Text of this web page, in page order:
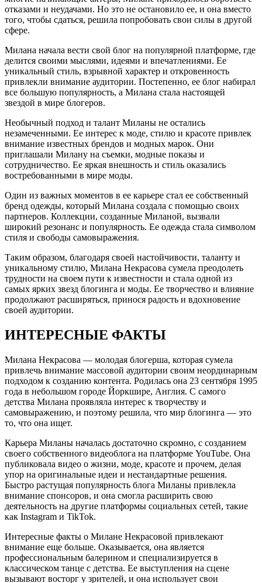
отказами и неудачами. Но это не остановило ее, и она вместо
того, чтобы сдаться, решила попробовать свои силы в другой
сфере.
Милана начала вести свой блог на популярной платформе, где
делится своими мыслями, идеями и впечатлениями. Ее
уникальный стиль, взрывной характер и откровенность
привлекли внимание аудитории. Постепенно, ее блог набирал
все большую популярность, а Милана стала настоящей
звездой в мире блогеров.
Необычный подход и талант Миланы не остались
незамеченными. Ее интерес к моде, стилю и красоте привлек
внимание известных брендов и модных марок. Они
приглашали Милану на съемки, модные показы и
сотрудничество. Ее яркая внешность и стиль оказались
востребованными в мире моды.
Один из важных моментов в ее карьере стал ее собственный
бренд одежды, который Милана создала с помощью своих
партнеров. Коллекции, созданные Миланой, вызвали
широкий резонанс и популярность. Ее одежда стала символом
стиля и свободы самовыражения.
Таким образом, благодаря своей настойчивости, таланту и
уникальному стилю, Милана Некрасова сумела преодолеть
трудности на своем пути к известности и стала одной из
самых ярких звезд блогинга и моды. Ее творчество и влияние
продолжают расширяться, принося радость и вдохновение
своей аудитории.
ИНТЕРЕСНЫЕ ФАКТЫ
Милана Некрасова — молодая блогерша, которая сумела
привлечь внимание массовой аудитории своим неординарным
подходом к созданию контента. Родилась она 23 сентября 1995
года в небольшом городе Йоркшире, Англия. С самого
детства Милана проявляла интерес к творчеству и
самовыражению, и поэтому решила, что мир блогинга — это
то, что она ищет.
Карьера Миланы началась достаточно скромно, с созданием
своего собственного видеоблога на платформе YouTube. Она
публиковала видео о жизни, моде, красоте и прочем, делая
упор на оригинальные идеи и нестандартные решения.
Быстро растущая популярность блога Миланы привлекла
внимание спонсоров, и она смогла расширить свою
деятельность на другие платформы социальных сетей, такие
как Instagram и TikTok.
Интересные факты о Милане Некрасовой привлекают
внимание еще больше. Оказывается, она является
профессиональным балерином и специализируется в
классическом танце с детства. Ее выступления на сцене
вызывают восторг у зрителей, и она использует свои